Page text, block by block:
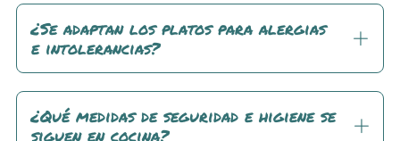
¿Se adaptan los platos para alergias
e intolerancias?
¿Qué medidas de seguridad e higiene se
siguen en cocina?